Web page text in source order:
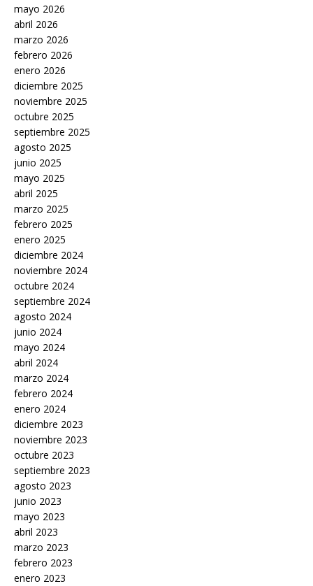
mayo 2026
abril 2026
marzo 2026
febrero 2026
enero 2026
diciembre 2025
noviembre 2025
octubre 2025
septiembre 2025
agosto 2025
junio 2025
mayo 2025
abril 2025
marzo 2025
febrero 2025
enero 2025
diciembre 2024
noviembre 2024
octubre 2024
septiembre 2024
agosto 2024
junio 2024
mayo 2024
abril 2024
marzo 2024
febrero 2024
enero 2024
diciembre 2023
noviembre 2023
octubre 2023
septiembre 2023
agosto 2023
junio 2023
mayo 2023
abril 2023
marzo 2023
febrero 2023
enero 2023